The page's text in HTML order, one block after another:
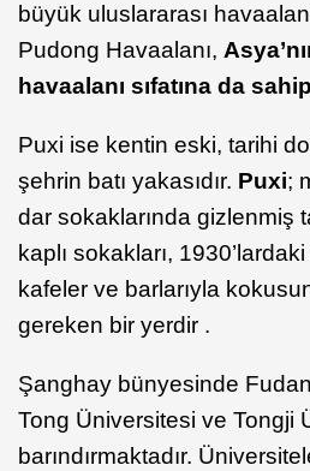
büyük uluslararası
Pudong Havaalanı,
havaalanı sıfatına da
Puxi ise kentin eski, tarihi
şehrin batı yakasıdır. Puxi;
dar sokaklarında gizlenmiş
kaplı sokakları,
kafeler ve barlarıyla
gereken bir yerdir .
Şanghay bünyesinde
Tong Üniversitesi ve Tongji
barındırmaktadır.